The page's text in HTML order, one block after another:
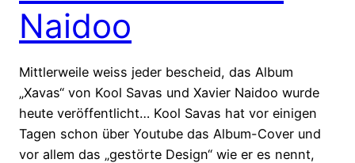
Naidoo
Mittlerweile weiss jeder bescheid, das Album
„Xavas“ von Kool Savas und Xavier Naidoo wurde
heute veröffentlicht… Kool Savas hat vor einigen
Tagen schon über Youtube das Album-Cover und
vor allem das „gestörte Design“ wie er es nennt,